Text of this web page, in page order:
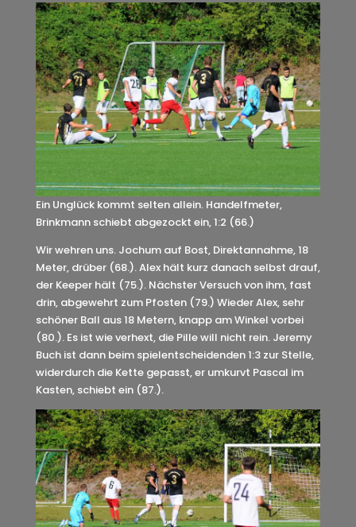
Ein Unglück kommt selten allein. Handelfmeter,
Brinkmann schiebt abgezockt ein, 1:2 (66.)
Wir wehren uns. Jochum auf Bost, Direktannahme, 18
Meter, drüber (68.). Alex hält kurz danach selbst drauf,
der Keeper hält (75.). Nächster Versuch von ihm, fast
drin, abgewehrt zum Pfosten (79.) Wieder Alex, sehr
schöner Ball aus 18 Metern, knapp am Winkel vorbei
(80.). Es ist wie verhext, die Pille will nicht rein. Jeremy
Buch ist dann beim spielentscheidenden 1:3 zur Stelle,
widerdurch die Kette gepasst, er umkurvt Pascal im
Kasten, schiebt ein (87.).